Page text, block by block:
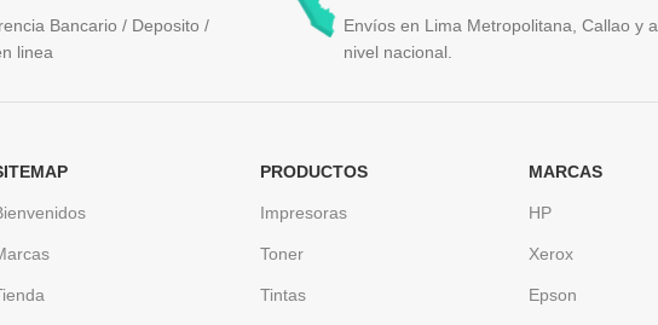
Bancario / Deposito /
linea
Envíos en Lima Metropolitana, Callao y a
nivel nacional.
PRODUCTOS
Impresoras
Toner
Tintas
MARCAS
HP
Xerox
Epson